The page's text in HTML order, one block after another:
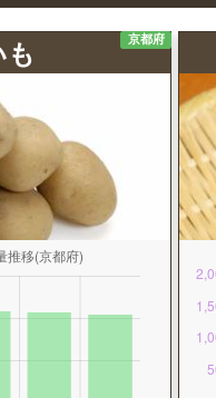
京都府
も